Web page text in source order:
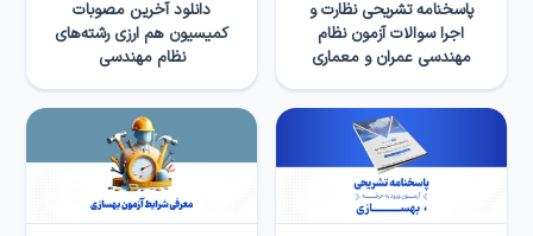
پاسخنامه تشریحی نظارت و
اجرا سوالات آزمون نظام
مهندسی عمران و معماری
دانلود آخرین مصوبات
کمیسیون هم ارزی رشته‌های
نظام مهندسی